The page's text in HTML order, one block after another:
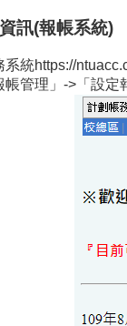
訊(報帳系統)
系統https://
管理」->「設定